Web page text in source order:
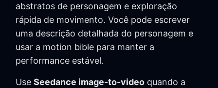
abstratos de personagem e exploração
rápida de movimento. Você pode escrever
uma descrição detalhada do personagem e
usar a motion bible para manter a
performance estável.
Use Seedance image-to-video quando a